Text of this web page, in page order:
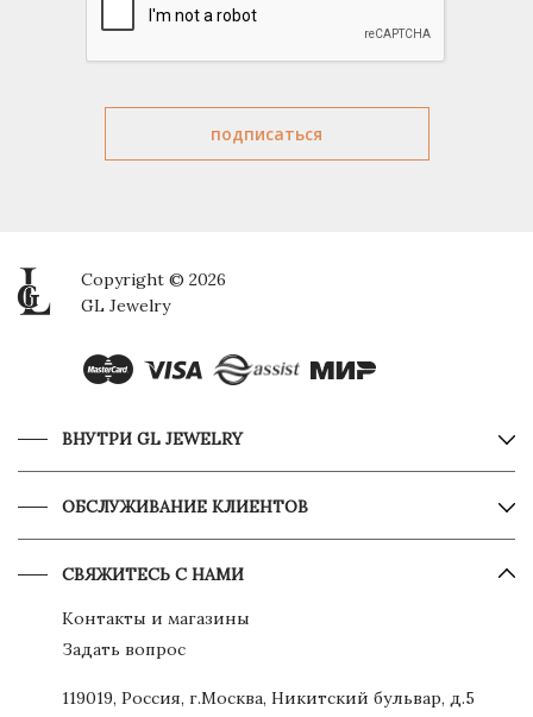
Copyright © 2026
GL Jewelry
ВНУТРИ GL JEWELRY
ОБСЛУЖИВАНИЕ КЛИЕНТОВ
СВЯЖИТЕСЬ С НАМИ
Контакты и магазины
Задать вопрос
119019, Россия, г.Москва, Никитский бульвар, д.5